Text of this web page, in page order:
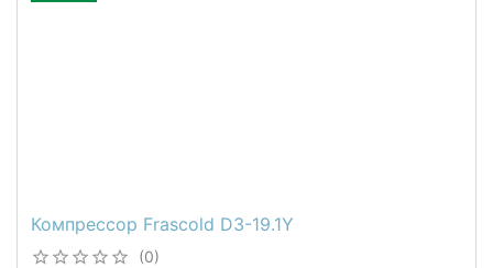
Компрессор Frascold D3-19.1Y
(0)